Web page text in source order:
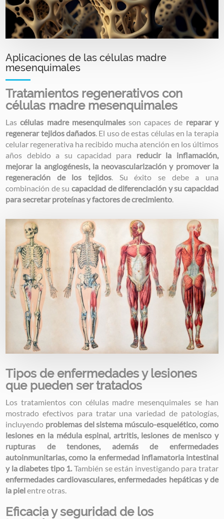
Aplicaciones de las células madre
mesenquimales
Tratamientos regenerativos con
células madre mesenquimales
Lascélulas madre mesenquimalesson capaces de reparar y
regenerar tejidos dañados. El uso de estas células en la terapia
celular regenerativa ha recibido mucha atención en los últimos
años debido a su capacidad para reducir la inflamación,
mejorar la angiogénesis, la neovascularización y promover la
regeneración de los tejidos. Su éxito se debe a una
combinación de su capacidad de diferenciación y su capacidad
para secretar proteínas y factores de crecimiento.
Image
Tipos de enfermedades y lesiones
que pueden ser tratados
Los tratamientos con células madre mesenquimales se han
mostrado efectivos para tratar una variedad de patologías,
incluyendo problemas del sistema músculo-esquelético, como
lesiones en la médula espinal, artritis, lesiones de menisco y
rupturas de tendones, además de enfermedades
autoinmunitarias, como la enfermedad inflamatoria intestinal
y la diabetes tipo 1.También se están investigando para tratar
enfermedades cardiovasculares, enfermedades hepáticas y de
la pielentre otras.
Eficacia y seguridad de los